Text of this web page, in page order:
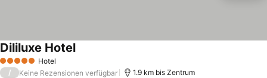
5 Sterne Hotel
Dililuxe HotelPreise sehen
/ Keine Rezensionen verfügbar 1.9 km bis Zentrum